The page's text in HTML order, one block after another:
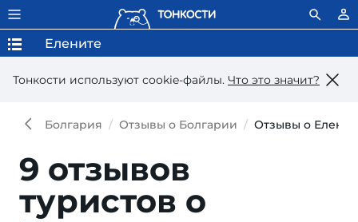
Тонкости используют сookie-файлы. Что это значит?
Елените
Болгария Отзывы о Болгарии Отзывы о
9 отзывов
туристов о